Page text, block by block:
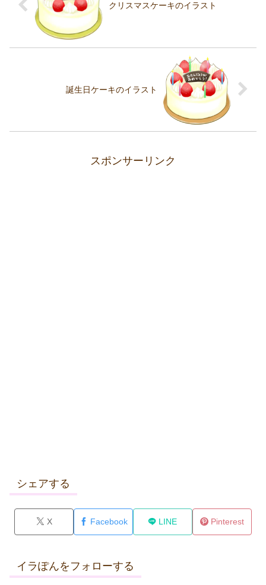
クリスマスケーキのイラスト
誕生日ケーキのイラスト
スポンサーリンク
シェアする
X Facebook LINE Pinterest
イラぽんをフォローする